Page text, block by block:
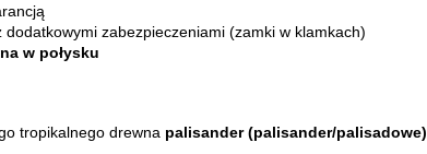
dodatkowymi zabezpieczeniami (zamki w klamkach)
w połysku
tropikalnego drewna palisander (palisander/palisadowe)